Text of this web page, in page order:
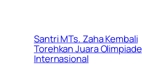
Santri MTs. Zaha Kembali
Torehkan Juara Olimpiade
Internasional